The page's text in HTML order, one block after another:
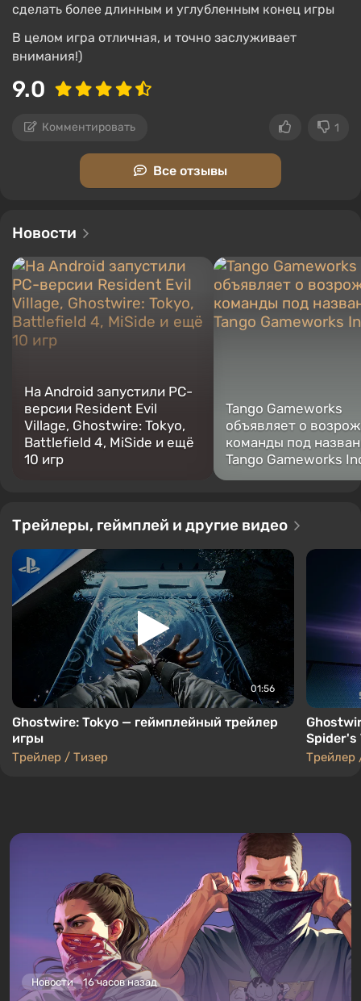
сделать более длинным и углубленным конец игры
В целом игра отличная, и точно заслуживает
внимания!)
9.0
Комментировать 1
Все отзывы
Новости
На Android запустили PC-
версии Resident Evil
Village, Ghostwire: Tokyo,
Battlefield 4, MiSide и ещё
10 игр
Tango Gameworks
объявляет о
команды под
Tango Gameworks
Трейлеры, геймплей и другие видео
01:56
Ghostwire: Tokyo — геймплейный трейлер
игры
Трейлер / Тизер
Spider's
Трейлер
Новости 16 часов назад